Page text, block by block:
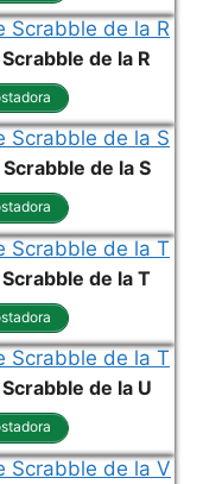
de la R
de la S
de la T
de la U